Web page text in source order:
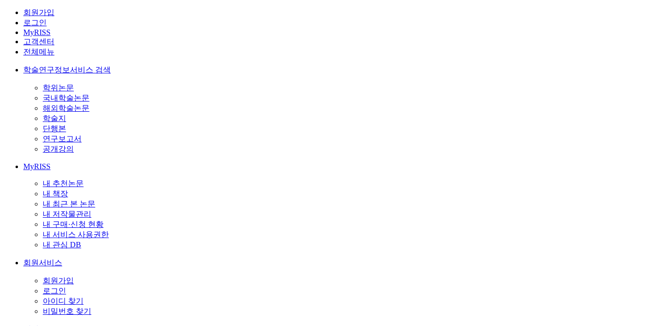
회원가입
로그인
MyRISS
고객센터
전체메뉴
학술연구정보서비스 검색
학위논문
국내학술논문
해외학술논문
학술지
단행본
연구보고서
공개강의
MyRISS
내 추천논문
내 책장
내 최근 본 논문
내 저작물관리
내 구매·신청 현황
내 서비스 사용권한
내 관심 DB
회원서비스
회원가입
로그인
아이디 찾기
비밀번호 찾기